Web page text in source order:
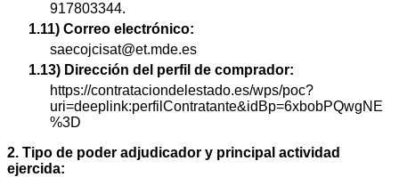
917803344.
1.11) Correo electrónico:
saecojcisat@et.mde.es
1.13) Dirección del perfil de comprador:
https://contrataciondelestado.es/wps/poc?
uri=deeplink:perfilContratante&idBp=6xbobPQwgNE
%3D
2. Tipo de poder adjudicador y principal actividad
ejercida: